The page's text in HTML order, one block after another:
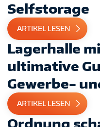
Selfstorage
ARTIKEL LESEN
Lagerhalle
ultimative
Gewerbe-
ARTIKEL LESEN
Ordnung